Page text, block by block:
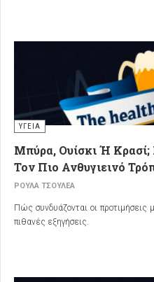
ΥΓΕΙΑ
Μπύρα, Ουίσκι Ή Κρασί;
Τον Πιο Ανθυγιεινό
ΡΟΎΛΑ ΤΣΟΥΛΈΑ
Πώς συνδυάζονται οι
πιθανές εξηγήσεις.